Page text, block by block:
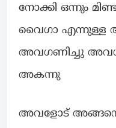
നോക്കി ഒന്നും
വൈഗാ എന്നുള്ള
അവഗണിച്ചു
അകന്നു
അവളോട്‌